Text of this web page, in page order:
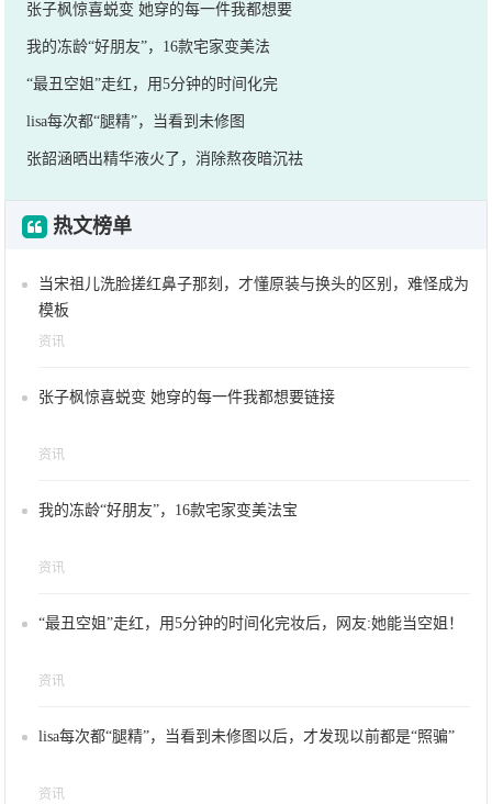
张子枫惊喜蜕变 她穿的每一件我都想要
我的冻龄“好朋友”，16款宅家变美法
“最丑空姐”走红，用5分钟的时间化完
lisa每次都“腿精”，当看到未修图
张韶涵晒出精华液火了，消除熬夜暗沉祛
热文榜单
当宋祖儿洗脸搓红鼻子那刻，才懂原装与换头的区别，难怪成为
模板
资讯
张子枫惊喜蜕变 她穿的每一件我都想要链接
资讯
我的冻龄“好朋友”，16款宅家变美法宝
资讯
“最丑空姐”走红，用5分钟的时间化完妆后，网友:她能当空姐！
资讯
lisa每次都“腿精”，当看到未修图以后，才发现以前都是“照骗”
资讯